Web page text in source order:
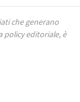
che generano
policy editoriale, è